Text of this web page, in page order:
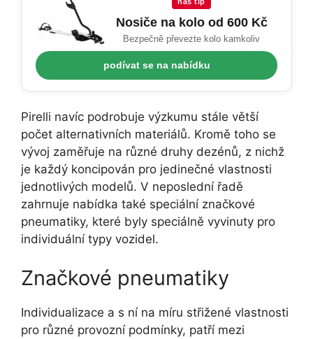
Nosiče na kolo od 600 Kč
Bezpečně převezte kolo kamkoliv
podívat se na nabídku
Pirelli navíc podrobuje výzkumu stále větší
počet alternativních materiálů. Kromě toho se
vývoj zaměřuje na různé druhy dezénů, z nichž
je každý koncipován pro jedinečné vlastnosti
jednotlivých modelů. V neposlední řadě
zahrnuje nabídka také speciální značkové
pneumatiky, které byly speciálně vyvinuty pro
individuální typy vozidel.
Značkové pneumatiky
Individualizace a s ní na míru střižené vlastnosti
pro různé provozní podmínky, patří mezi